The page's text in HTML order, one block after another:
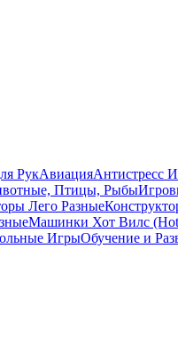
РукАвиацияАнтистресс
Птицы, Рыбы
Лего Разные
Машинки Хот Вилс (Hot
ИгрыОбучение и